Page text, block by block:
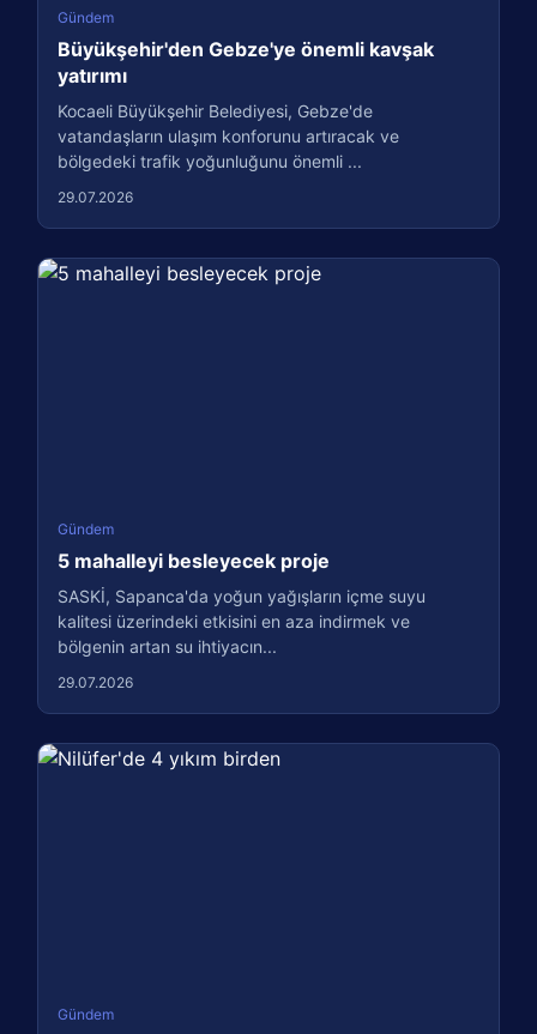
Gündem
Büyükşehir'den Gebze'ye önemli kavşak
yatırımı
Kocaeli Büyükşehir Belediyesi, Gebze'de
vatandaşların ulaşım konforunu artıracak ve
bölgedeki trafik yoğunluğunu önemli ...
29.07.2026
Gündem
5 mahalleyi besleyecek proje
SASKİ, Sapanca'da yoğun yağışların içme suyu
kalitesi üzerindeki etkisini en aza indirmek ve
bölgenin artan su ihtiyacın...
29.07.2026
Gündem